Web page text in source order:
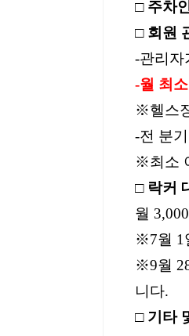
□ 주차
□ 회원
-관리자
-월 최
※헬스
-전 분
※최소
□ 락커
월 3,000
※7월 1
※9월
니다.
□ 기타